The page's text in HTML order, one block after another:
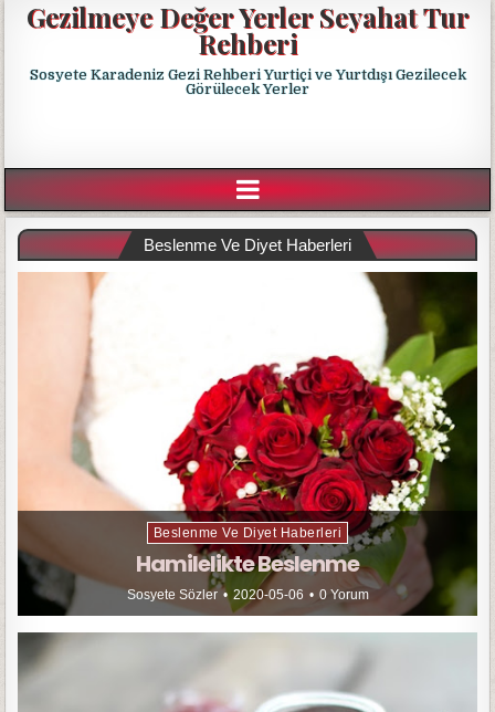
Gezilmeye Değer Yerler Seyahat Tur
Rehberi
Sosyete Karadeniz Gezi Rehberi Yurtiçi ve Yurtdışı Gezilecek
Görülecek Yerler
Beslenme Ve Diyet Haberleri
Beslenme Ve Diyet Haberleri
Hamilelikte Beslenme
Sosyete Sözler 2020-05-06 0 Yorum